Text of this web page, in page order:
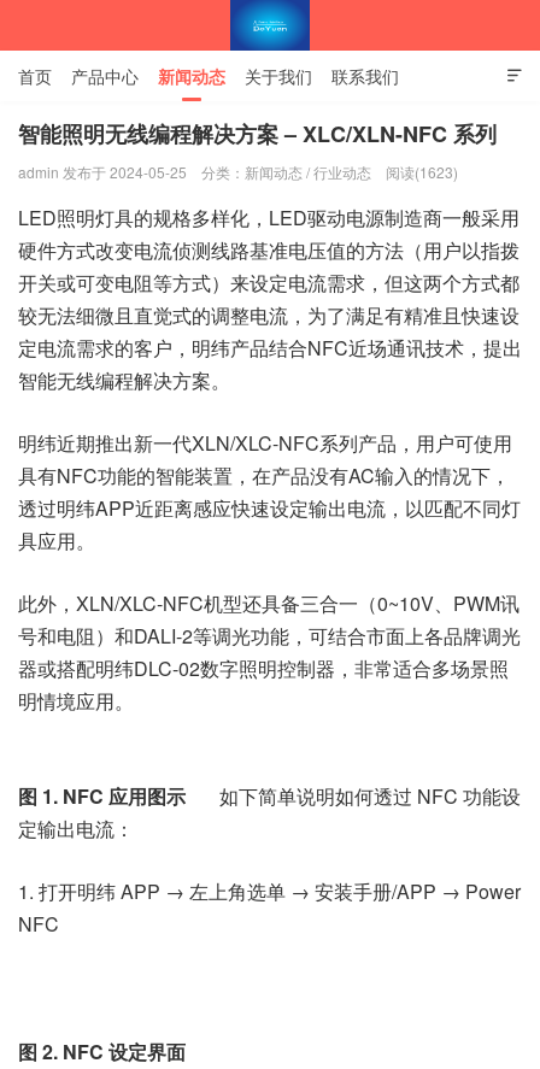

首页 产品中心 新闻动态 关于我们 联系我们
隐私政策 官方商城
智能照明无线编程解决方案 – XLC/XLN-NFC 系列
admin 发布于 2024-05-25 分类： 新闻动态 /行业动态 阅读(1623)
LED照明灯具的规格多样化，LED驱动电源制造商一般采用
硬件方式改变电流侦测线路基准电压值的方法（用户以指拨
开关或可变电阻等方式）来设定电流需求，但这两个方式都
较无法细微且直觉式的调整电流，为了满足有精准且快速设
定电流需求的客户，明纬产品结合NFC近场通讯技术，提出
智能无线编程解决方案。
明纬近期推出新一代XLN/XLC-NFC系列产品，用户可使用
具有NFC功能的智能装置，在产品没有AC输入的情况下，
透过明纬APP近距离感应快速设定输出电流，以匹配不同灯
具应用。
此外，XLN/XLC-NFC机型还具备三合一（0~10V、PWM讯
号和电阻）和DALI-2等调光功能，可结合市面上各品牌调光
器或搭配明纬DLC-02数字照明控制器，非常适合多场景照
明情境应用。
图 1. NFC 应用图示 如下简单说明如何透过 NFC 功能设
定输出电流：
1. 打开明纬 APP → 左上角选单 → 安装手册/APP → Power
NFC
图 2. NFC 设定界面